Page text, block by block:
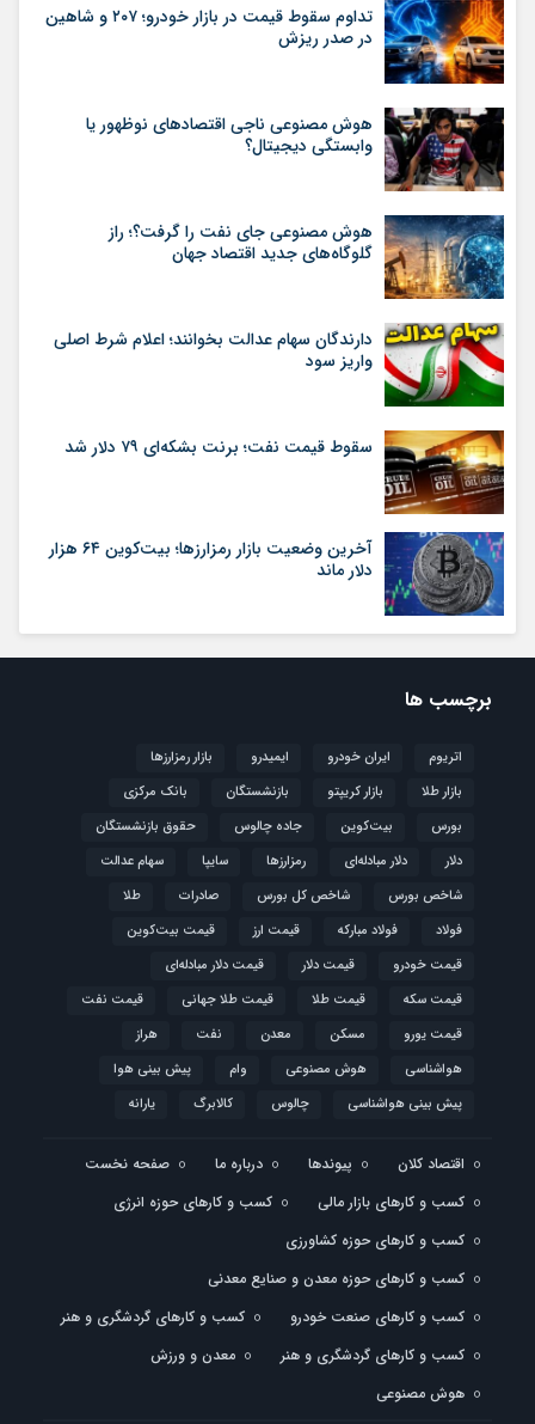
تداوم سقوط قیمت در بازار خودرو؛ ۲۰۷ و شاهین
در صدر ریزش
هوش مصنوعی ناجی اقتصادهای نوظهور یا
وابستگی دیجیتال؟
هوش مصنوعی جای نفت را گرفت؟؛ راز
گلوگاه‌های جدید اقتصاد جهان
دارندگان سهام عدالت بخوانند؛ اعلام شرط اصلی
واریز سود
سقوط قیمت نفت؛ برنت بشکه‌ای ۷۹ دلار شد
آخرین وضعیت بازار رمزارزها؛ بیت‌کوین ۶۴ هزار
دلار ماند
برچسب ها
اتریوم ایران خودرو ایمیدرو
بازار رمزارزها
بازار طلا
بازار کریپتو بازنشستگان
بانک مرکزی
بورس
بیت‌کوین جاده چالوس
حقوق بازنشستگان
دلار
دلار مبادله‌ای رمزارزها سایپا
سهام عدالت
شاخص بورس
شاخص کل بورس صادرات
طلا
فولاد
فولاد مبارکه قیمت ارز
قیمت بیت‌کوین
قیمت خودرو
قیمت دلار
قیمت دلار مبادله‌ای
قیمت سکه
قیمت طلا قیمت طلا جهانی
قیمت نفت
قیمت یورو
مسکن معدن نفت
هراز
هواشناسی
هوش مصنوعی وام
پیش بینی هوا
پیش بینی هواشناسی
چالوس کالابرگ یارانه
اقتصاد کلان پیوندها درباره ما
صفحه نخست
کسب و کارهای بازار مالی
کسب و کارهای حوزه انرژی
کسب و کارهای حوزه کشاورزی
کسب و کارهای حوزه معدن و صنایع معدنی
کسب و کارهای صنعت خودرو
کسب و کارهای گردشگری و هنر
کسب و کارهای گردشگری و هنر
معدن و ورزش
هوش مصنوعی